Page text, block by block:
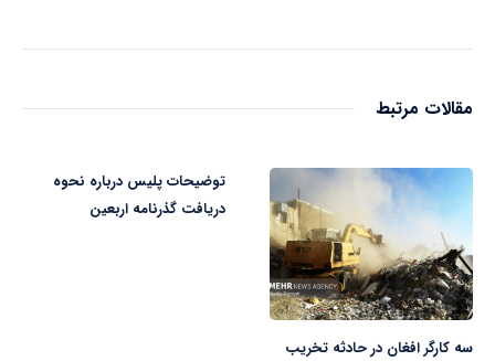
مقالات مرتبط
سه کارگر افغان در حادثه تخریب
توضیحات پلیس درباره نحوه
دریافت گذرنامه اربعین